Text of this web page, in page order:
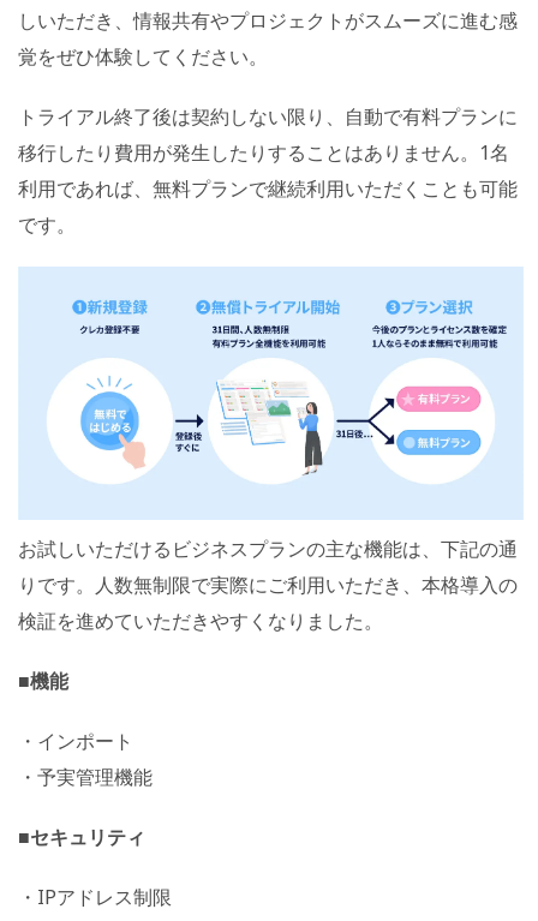
しいただき、情報共有やプロジェクトがスムーズに進む感
覚をぜひ体験してください。
トライアル終了後は契約しない限り、自動で有料プランに
移行したり費用が発生したりすることはありません。1名
利用であれば、無料プランで継続利用いただくことも可能
です。
お試しいただけるビジネスプランの主な機能は、下記の通
りです。人数無制限で実際にご利用いただき、本格導入の
検証を進めていただきやすくなりました。
■機能
・インポート
・予実管理機能
■セキュリティ
・IPアドレス制限